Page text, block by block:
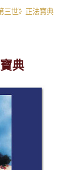
三世》正法寶典
典